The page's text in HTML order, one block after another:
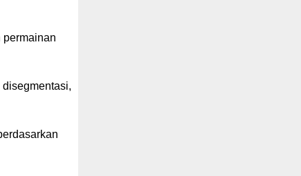
permainan